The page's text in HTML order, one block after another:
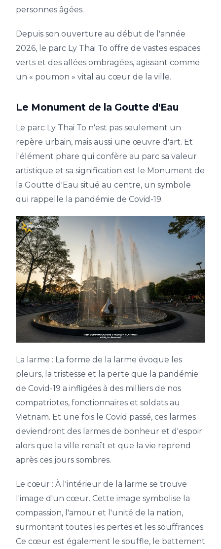
personnes âgées.
Depuis son ouverture au début de l'année
2026, le parc Ly Thai To offre de vastes espaces
verts et des allées ombragées, agissant comme
un « poumon » vital au cœur de la ville.
Le Monument de la Goutte d'Eau
Le parc Ly Thai To n'est pas seulement un
repère urbain, mais aussi une œuvre d'art. Et
l'élément phare qui confère au parc sa valeur
artistique et sa signification est le Monument de
la Goutte d'Eau situé au centre, un symbole
qui rappelle la pandémie de Covid-19.
La larme : La forme de la larme évoque les
pleurs, la tristesse et la perte que la pandémie
de Covid-19 a infligées à des milliers de nos
compatriotes, fonctionnaires et soldats au
Vietnam. Et une fois le Covid passé, ces larmes
deviendront des larmes de bonheur et d'espoir
alors que la ville renaît et que la vie reprend
après ces jours sombres.
Le cœur : À l'intérieur de la larme se trouve
l'image d'un cœur. Cette image symbolise la
compassion, l'amour et l'unité de la nation,
surmontant toutes les pertes et les souffrances.
Ce cœur est également le souffle, le battement